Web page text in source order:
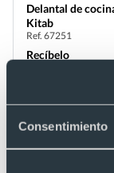
Consentimiento
Delantal de
Kitab
Ref. 67251
Recíbelo